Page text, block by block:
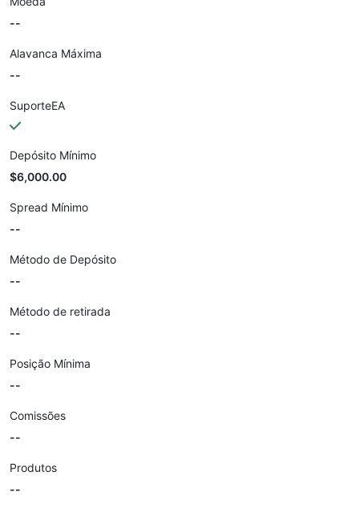
--
Alavanca Máxima
--
SuporteEA
Depósito Mínimo
$6,000.00
Spread Mínimo
--
Método de Depósito
--
Método de retirada
--
Posição Mínima
--
Comissões
--
Produtos
--